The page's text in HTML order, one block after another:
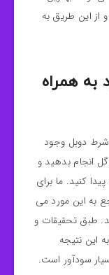
از این طریق به
به همراه
شرط دوبل وجود
انجام بدهید و
کنید. ما برای
به این‌ مورد می‌
طبق تحقیقات و
این نتیجه
سودآور است.